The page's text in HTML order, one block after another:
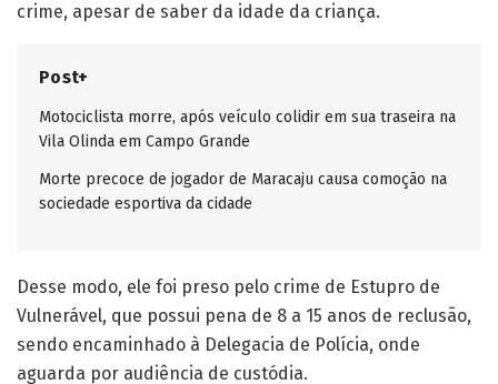
crime, apesar de saber da idade da criança.
Post+
Motociclista morre, após veículo colidir em sua traseira na
Vila Olinda em Campo Grande
Morte precoce de jogador de Maracaju causa comoção na
sociedade esportiva da cidade
Desse modo, ele foi preso pelo crime de Estupro de
Vulnerável, que possui pena de 8 a 15 anos de reclusão,
sendo encaminhado à Delegacia de Polícia, onde
aguarda por audiência de custódia.